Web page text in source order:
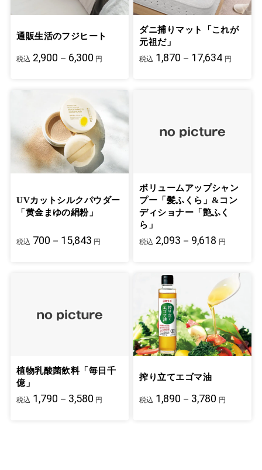
通販生活のフジヒート
税込 2,900－6,300 円
ダニ捕りマット「これが
元祖だ」
税込 1,870－17,634 円
UVカットシルクパウダー
「黄金まゆの絹粉」
税込 700－15,843 円
ボリュームアップシャン
プー「髪ふくら」&コン
ディショナー「艶ふく
ら」
税込 2,093－9,618 円
植物乳酸菌飲料「毎日千
億」
税込 1,790－3,580 円
搾り立てエゴマ油
税込 1,890－3,780 円